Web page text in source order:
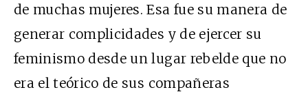
de muchas mujeres. Esa fue su manera de
generar complicidades y de ejercer su
feminismo desde un lugar rebelde que no
era el teórico de sus compañeras